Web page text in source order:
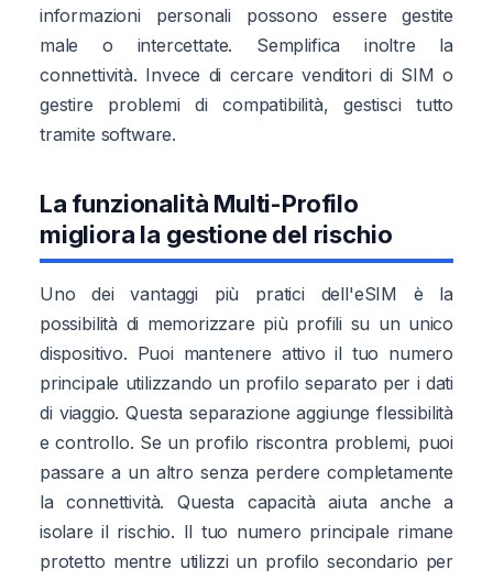
informazioni personali possono essere gestite
male o intercettate. Semplifica inoltre la
connettività. Invece di cercare venditori di SIM o
gestire problemi di compatibilità, gestisci tutto
tramite software.
La funzionalità Multi-Profilo
migliora la gestione del rischio
Uno dei vantaggi più pratici dell'eSIM è la
possibilità di memorizzare più profili su un unico
dispositivo. Puoi mantenere attivo il tuo numero
principale utilizzando un profilo separato per i dati
di viaggio. Questa separazione aggiunge flessibilità
e controllo. Se un profilo riscontra problemi, puoi
passare a un altro senza perdere completamente
la connettività. Questa capacità aiuta anche a
isolare il rischio. Il tuo numero principale rimane
protetto mentre utilizzi un profilo secondario per